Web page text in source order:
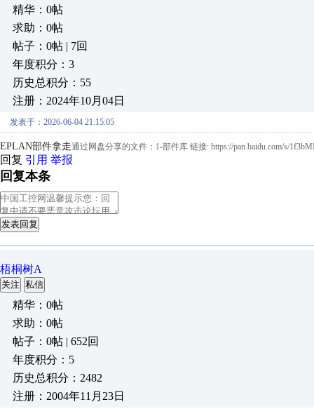
精华：0帖
求助：0帖
帖子：0帖 | 7回
年度积分：3
历史总积分：55
注册：2024年10月04日
发表于：2026-06-04 21:15:05
EPLAN部件拿走通过网盘分享的文件：1-部件库 链接: https://pan.baidu.com/s/
回复 引用 举报
回复本条
发表回复
梧桐树A
关注 私信
精华：0帖
求助：0帖
帖子：0帖 | 652回
年度积分：5
历史总积分：2482
注册：2004年11月23日